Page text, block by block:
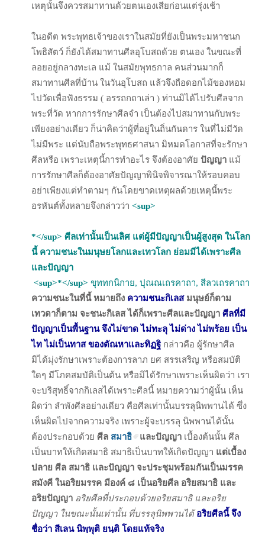
เหตุนั้นจึงควรสมาทานด้วยตนเองเสียก่อนแต่รุ่งเช้า
ในอดีต พระพุทธเจ้าของเราในสมัยที่ยังเป็นพระมหาชนก
โพธิสัตว์ ก็ยังได้สมาทานศีลอุโบสถด้วย ตนเอง ในขณะที่
ลอยอยู่กลางทะเล แม้ ในสมัยพุทธกาล คนส่วนมากก็
สมาทานศีลที่บ้าน ในวันอุโบสถ แล้วจึงถือดอกไม้ของหอม
ไปวัดเพื่อฟังธรรม ( อรรถกถาเล่า ) ท่านมิได้ไปรับศีลจาก
พระที่วัด หากการรักษาศีลจำ เป็นต้องไปสมาทานกับพระ
เพียงอย่างเดียว ก็น่าคิดว่าผู้ที่อยู่ในถิ่นกันดาร ในที่ไม่มีวัด
ไม่มีพระ แต่นับถือพระพุทธศาสนา มิหมดโอกาสที่จะรักษา
ศีลหรือ เพราะเหตุนี้การทำอะไร จึงต้องอาศัยปัญญา แม้
การรักษาศีลก็ต้องอาศัยปัญญาพินิจพิจารณาให้รอบคอบ
อย่าเพียงแต่ทำตามๆ กันโดยขาดเหตุผลด้วยเหตุนี้พระ
อรหันต์ทั้งหลายจึงกล่าวว่า<sup>
*</sup> ศีลเท่านั้นเป็นเลิศ แต่ผู้มีปัญญาเป็นผู้สูงสุด ในโลก
นี้ ความชนะในมนุษยโลกและเทวโลก ย่อมมีได้เพราะศีล
และปัญญา
<sup>*</sup> ขุททกนิกาย, ปุณณเถรคาถา, สีลวเถรคาถา
ความชนะในที่นี้ หมายถึง ความชนะกิเลสมนุษย์ก็ตาม
เทวดาก็ตาม จะชนะกิเลส ได้ก็เพราะศีลและปัญญาศีลที่มี
ปัญญาเป็นพื้นฐาน จึงไม่ขาด ไม่ทะลุ ไม่ด่าง ไม่พร้อย เป็น
ไท ไม่เป็นทาส ของตัณหาและทิฏฐิ กล่าวคือ ผู้รักษาศีล
มิได้มุ่งรักษาเพราะต้องการลาภ ยศ สรรเสริญ หรือสมบัติ
ใดๆ มีโภคสมบัติเป็นต้น หรือมิได้รักษาเพราะเห็นผิดว่า เรา
จะบริสุทธิ์จากกิเลสได้เพราะศีลนี้ หมายความว่าผู้นั้น เห็น
ผิดว่า ลำพังศีลอย่างเดียว คือศีลเท่านั้นบรรลุนิพพานได้ ซึ่ง
เห็นผิดไปจากความจริง เพราะผู้จะบรรลุ นิพพานได้นั้น
ต้องประกอบด้วยศีล สมาธิ และปัญญา เบื้องต้นนั้น ศีล
เป็นบาทให้เกิดสมาธิ สมาธิเป็นบาทให้เกิดปัญญา แต่เบื้อง
ปลาย ศีล สมาธิ และปัญญา จะประชุมพร้อมกันเป็นมรรค
สมังคี ในอริยมรรค มีองค์ ๘ เป็นอริยศีล อริยสมาธิ และ
อริยปัญญา อริยศีลที่ประกอบด้วยอริยสมาธิ และอริย
ปัญญา ในขณะนั้นเท่านั้น ที่บรรลุนิพพานได้ อริยศีลนี้ จึง
ชื่อว่า สีเลน นิพฺพุติ ยนฺติ โดยแท้จริง